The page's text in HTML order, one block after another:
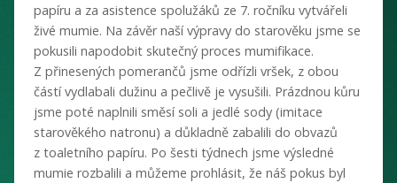
papíru a za asistence spolužáků ze 7. ročníku vytvářeli
živé mumie. Na závěr naší výpravy do starověku jsme se
pokusili napodobit skutečný proces mumifikace.
Z přinesených pomerančů jsme odřízli vršek, z obou
částí vydlabali dužinu a pečlivě je vysušili. Prázdnou kůru
jsme poté naplnili směsí soli a jedlé sody (imitace
starověkého natronu) a důkladně zabalili do obvazů
z toaletního papíru. Po šesti týdnech jsme výsledné
mumie rozbalili a můžeme prohlásit, že náš pokus byl